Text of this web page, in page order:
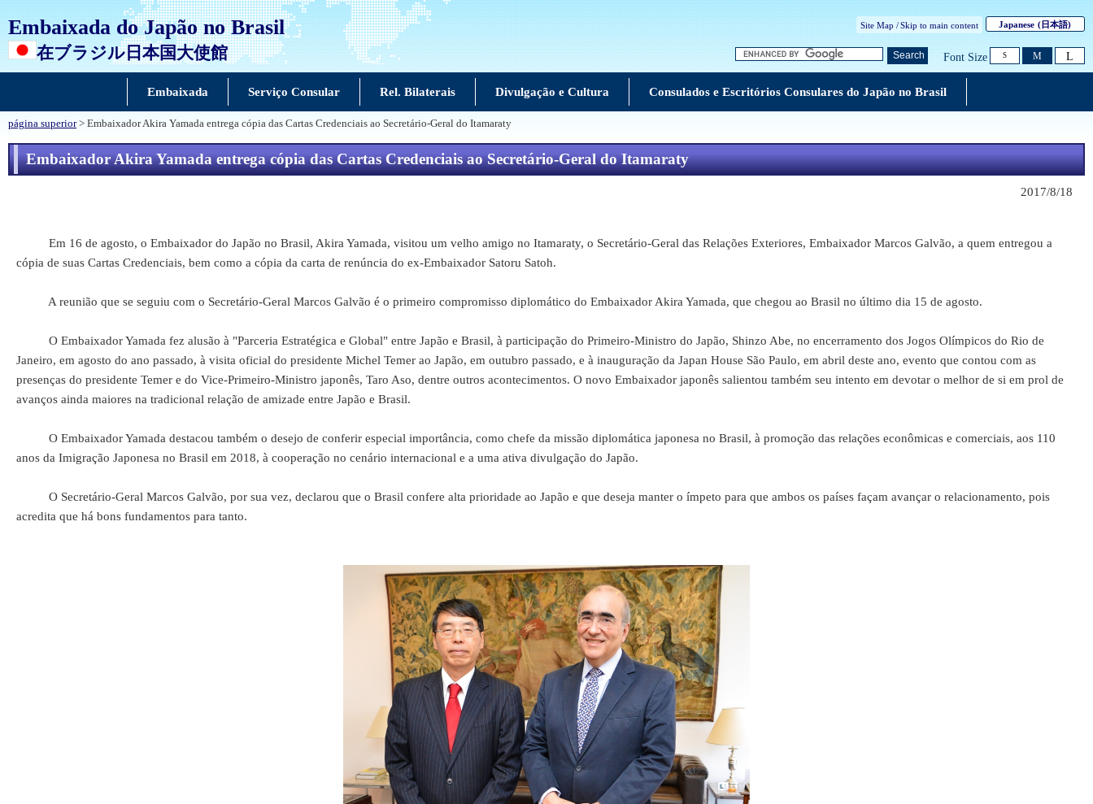
Embaixada do Japão no Brasil
在ブラジル日本国大使館
Site Map /Skip to main content Japanese (日本語)
Search Font Size S M L
Embaixada Serviço Consular Rel. Bilaterais Divulgação e Cultura Consulados e Escritórios Consulares do Japão no Brasil
página superior> Embaixador Akira Yamada entrega cópia das Cartas Credenciais ao Secretário-Geral do Itamaraty
Embaixador Akira Yamada entrega cópia das Cartas Credenciais ao Secretário-Geral do Itamaraty
2017/8/18
Em 16 de agosto, o Embaixador do Japão no Brasil, Akira Yamada, visitou um velho amigo no Itamaraty, o Secretário-Geral das Relações Exteriores, Embaixador Marcos Galvão, a quem entregou a
cópia de suas Cartas Credenciais, bem como a cópia da carta de renúncia do ex-Embaixador Satoru Satoh.
A reunião que se seguiu com o Secretário-Geral Marcos Galvão é o primeiro compromisso diplomático do Embaixador Akira Yamada, que chegou ao Brasil no último dia 15 de agosto.
O Embaixador Yamada fez alusão à "Parceria Estratégica e Global" entre Japão e Brasil, à participação do Primeiro-Ministro do Japão, Shinzo Abe, no encerramento dos Jogos Olímpicos do Rio de
Janeiro, em agosto do ano passado, à visita oficial do presidente Michel Temer ao Japão, em outubro passado, e à inauguração da Japan House São Paulo, em abril deste ano, evento que contou com as
presenças do presidente Temer e do Vice-Primeiro-Ministro japonês, Taro Aso, dentre outros acontecimentos. O novo Embaixador japonês salientou também seu intento em devotar o melhor de si em prol de
avanços ainda maiores na tradicional relação de amizade entre Japão e Brasil.
O Embaixador Yamada destacou também o desejo de conferir especial importância, como chefe da missão diplomática japonesa no Brasil, à promoção das relações econômicas e comerciais, aos 110
anos da Imigração Japonesa no Brasil em 2018, à cooperação no cenário internacional e a uma ativa divulgação do Japão.
O Secretário-Geral Marcos Galvão, por sua vez, declarou que o Brasil confere alta prioridade ao Japão e que deseja manter o ímpeto para que ambos os países façam avançar o relacionamento, pois
acredita que há bons fundamentos para tanto.